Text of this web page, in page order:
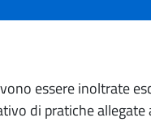
essere inoltrate
di pratiche